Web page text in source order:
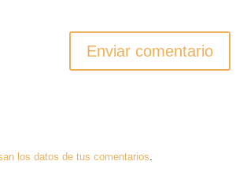
los datos de tus comentarios.